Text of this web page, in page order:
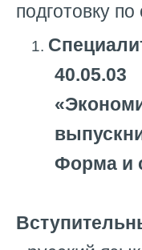
подготовку
40.05.03
Форма и